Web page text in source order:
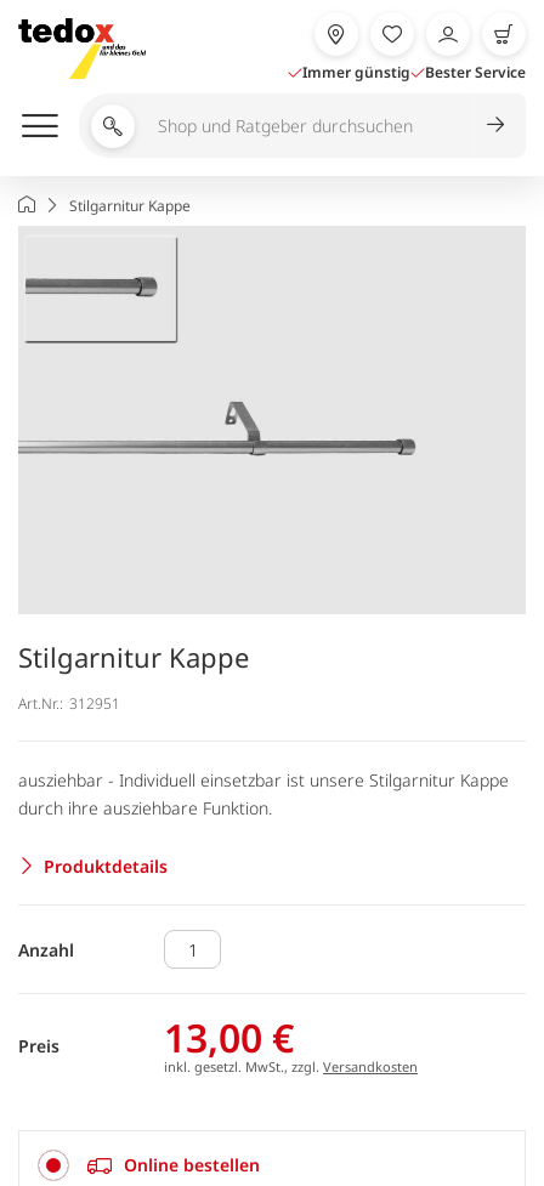
Inhalt
springen
Immer günstig Bester Service
Shop
durchsuchen
StartseiteStilgarnitur Kappe
Stilgarnitur Kappe
Art.Nr.: 312951
ausziehbar - Individuell einsetzbar ist unsere Stilgarnitur Kappe
durch ihre ausziehbare Funktion.
Produktdetails
Anzahl
Preis 13,00 €
inkl. gesetzl. MwSt., zzgl. Versandkosten
Online bestellen